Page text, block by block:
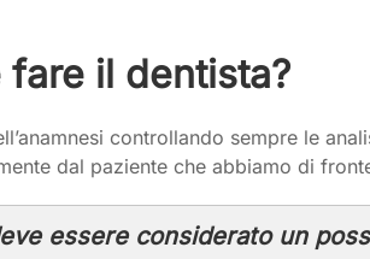
fare il dentista?
controllando sempre le
dal paziente che abbiamo di
essere considerato un